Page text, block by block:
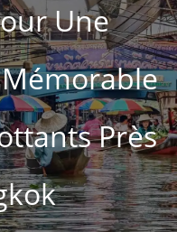
Une
Près